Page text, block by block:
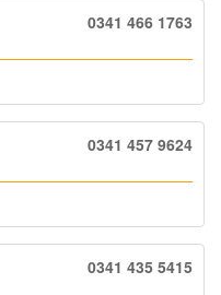
0341 466 1763
0341 457 9624
0341 435 5415